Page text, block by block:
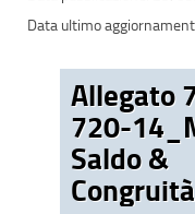
Allegato
720-
Saldo &